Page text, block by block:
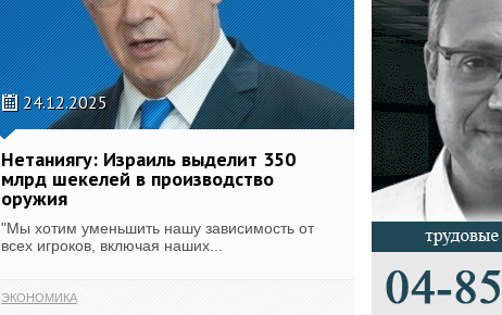
24.12.2025
Нетаниягу: Израиль выделит 350
млрд шекелей в производство
оружия
"Мы хотим уменьшить нашу зависимость от
всех игроков, включая наших...
ЭКОНОМИКА